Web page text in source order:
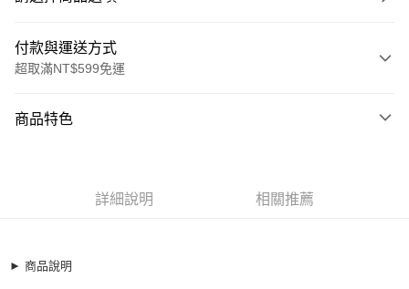
付款與運送方式
超取滿NT$599免運
信用卡一次付款
街口支付
商品特色
【XHI251159】
詳細說明 相關推薦
► 商品說明